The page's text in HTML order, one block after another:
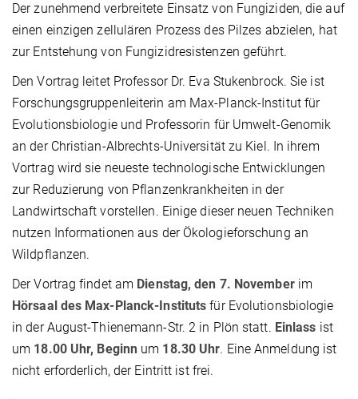
Der zunehmend verbreitete Einsatz von Fungiziden, die auf
einen einzigen zellulären Prozess des Pilzes abzielen, hat
zur Entstehung von Fungizidresistenzen geführt.
Den Vortrag leitet Professor Dr. Eva Stukenbrock. Sie ist
Forschungsgruppenleiterin am Max-Planck-Institut für
Evolutionsbiologie und Professorin für Umwelt-Genomik
an der Christian-Albrechts-Universität zu Kiel. In ihrem
Vortrag wird sie neueste technologische Entwicklungen
zur Reduzierung von Pflanzenkrankheiten in der
Landwirtschaft vorstellen. Einige dieser neuen Techniken
nutzen Informationen aus der Ökologieforschung an
Wildpflanzen.
Der Vortrag findet am Dienstag, den 7. Novemberim
Hörsaal des Max-Planck-Instituts für Evolutionsbiologie
in der August-Thienemann-Str. 2 in Plön statt. Einlass ist
um 18.00 Uhr, Beginn um 18.30 Uhr. Eine Anmeldung ist
nicht erforderlich, der Eintritt ist frei.